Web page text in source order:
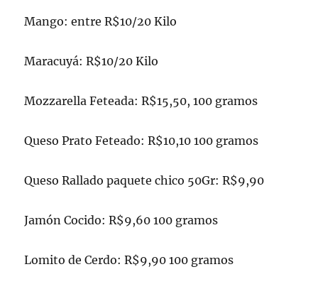
Mango: entre R$10/20 Kilo
Maracuyá: R$10/20 Kilo
Mozzarella Feteada: R$15,50, 100 gramos
Queso Prato Feteado: R$10,10 100 gramos
Queso Rallado paquete chico 50Gr: R$9,90
Jamón Cocido: R$9,60 100 gramos
Lomito de Cerdo: R$9,90 100 gramos